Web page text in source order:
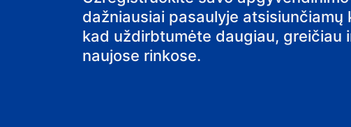
namus
dažniausiai pasaulyje atsisiunčiamų
kad uždirbtumėte daugiau, greičiau
naujose rinkose.